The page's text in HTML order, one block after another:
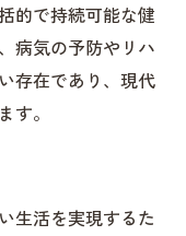
的で持続可能な健
病気の予防やリハ
存在であり、現代
す。
生活を実現するた